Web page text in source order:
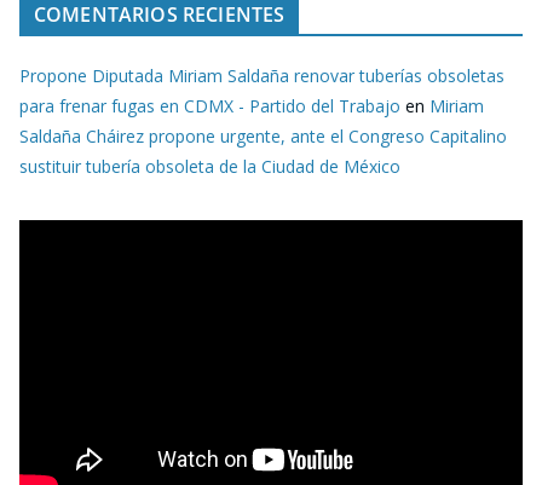
COMENTARIOS RECIENTES
Propone Diputada Miriam Saldaña renovar tuberías obsoletas
para frenar fugas en CDMX - Partido del Trabajo en Miriam
Saldaña Cháirez propone urgente, ante el Congreso Capitalino
sustituir tubería obsoleta de la Ciudad de México